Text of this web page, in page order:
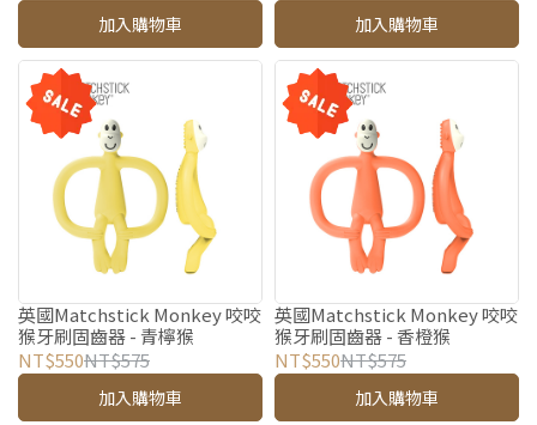
加入購物車 加入購物車
英國Matchstick Monkey 咬咬
猴牙刷固齒器 - 青檸猴
NT$550NT$575
加入購物車
英國Matchstick Monkey 咬咬
猴牙刷固齒器 - 香橙猴
NT$550NT$575
加入購物車